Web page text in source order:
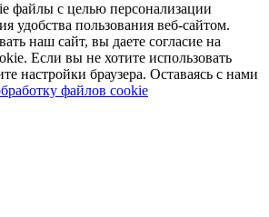
файлы с целью персонализации
удобства пользования веб-сайтом.
наш сайт, вы даете согласие на
Если вы не хотите использовать
настройки браузера. Оставаясь с нами
файлов cookie